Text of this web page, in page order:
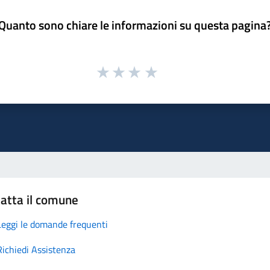
sono chiare le informazioni su questa
il comune
le domande frequenti
Assistenza